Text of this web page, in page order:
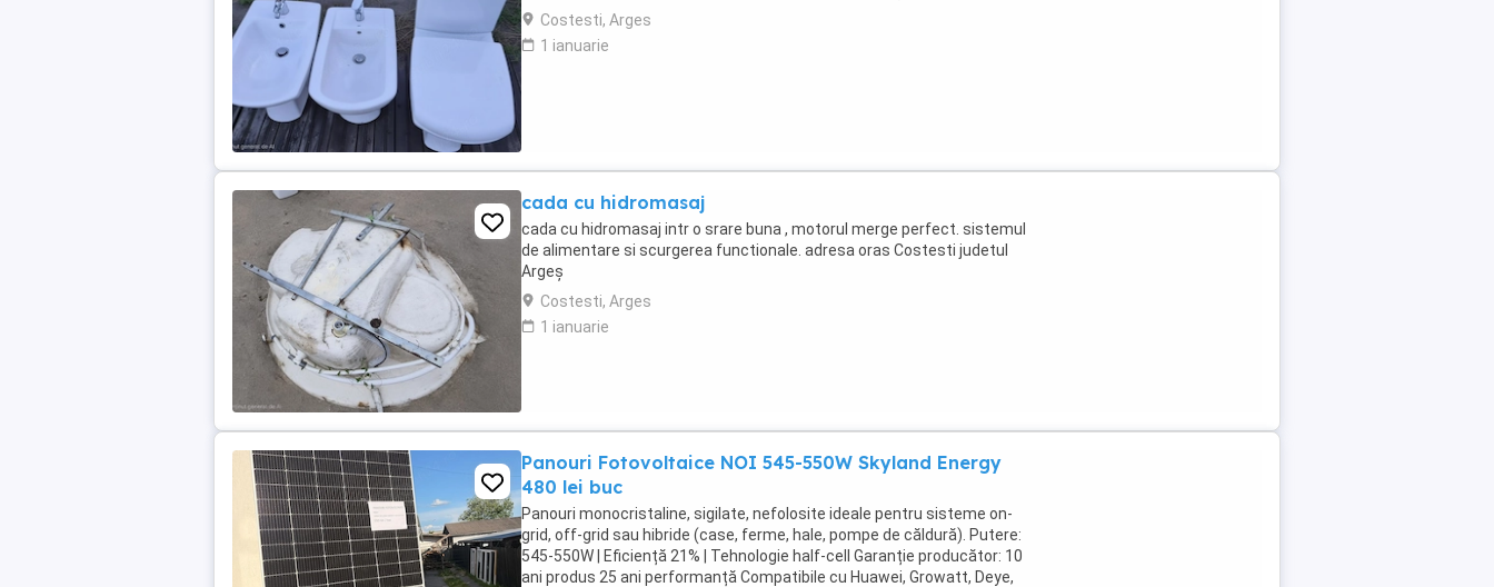
Costesti, Arges
1 ianuarie
cada cu hidromasaj
cada cu hidromasaj intr o srare buna , motorul merge perfect. sistemul
de alimentare si scurgerea functionale. adresa oras Costesti judetul
Argeș
Costesti, Arges
1 ianuarie
Panouri Fotovoltaice NOI 545-550W Skyland Energy
480 lei buc
Panouri monocristaline, sigilate, nefolosite ideale pentru sisteme on-
grid, off-grid sau hibride (case, ferme, hale, pompe de căldură). Putere:
545-550W | Eficiență 21% | Tehnologie half-cell Garanție producător: 10
ani produs 25 ani performanță Compatibile cu Huawei, Growatt, Deye,